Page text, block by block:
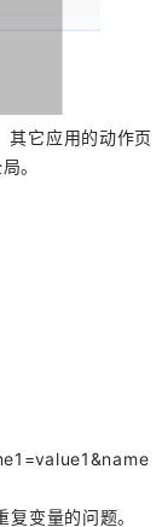
其它应用的动作页
。
变量的问题。